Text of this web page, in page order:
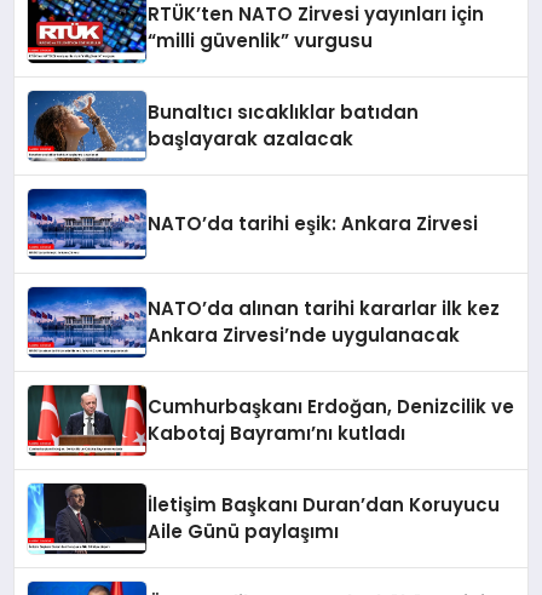
RTÜK’ten NATO Zirvesi yayınları için
“milli güvenlik” vurgusu
Bunaltıcı sıcaklıklar batıdan
başlayarak azalacak
NATO’da tarihi eşik: Ankara Zirvesi
NATO’da alınan tarihi kararlar ilk kez
Ankara Zirvesi’nde uygulanacak
Cumhurbaşkanı Erdoğan, Denizcilik ve
Kabotaj Bayramı’nı kutladı
İletişim Başkanı Duran’dan Koruyucu
Aile Günü paylaşımı